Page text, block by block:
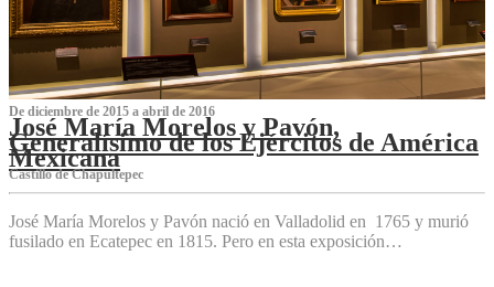
De diciembre de 2015 a abril de 2016
José María Morelos y Pavón,
Generalísimo de los Ejércitos de América
Mexicana
C‌astillo de Chapultepec
José María Morelos y Pavón nació en Valladolid en 1765 y murió
fusilado en Ecatepec en 1815. Pero en esta exposición…